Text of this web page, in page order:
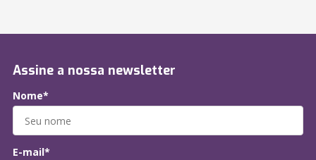
Assine a nossa newsletter
Nome*
E-mail*